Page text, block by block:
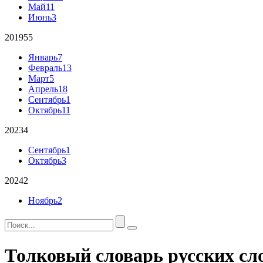
Май11
Июнь3
201955
Январь7
Февраль13
Март5
Апрель18
Сентябрь1
Октябрь11
20234
Сентябрь1
Октябрь3
20242
Ноябрь2
Толковый словарь русских